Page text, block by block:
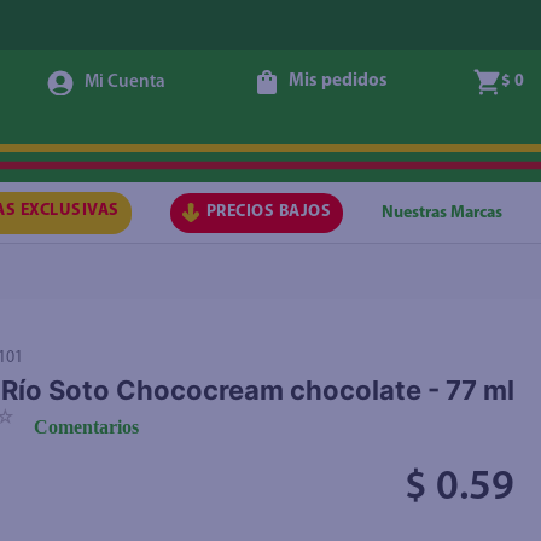
Mis pedidos $ 0
EXCLUSIVAS PRECIOS BAJOS Nuestras Marcas
Soto Chococream chocolate - 77 ml
☆ Comentarios
$ 0.59